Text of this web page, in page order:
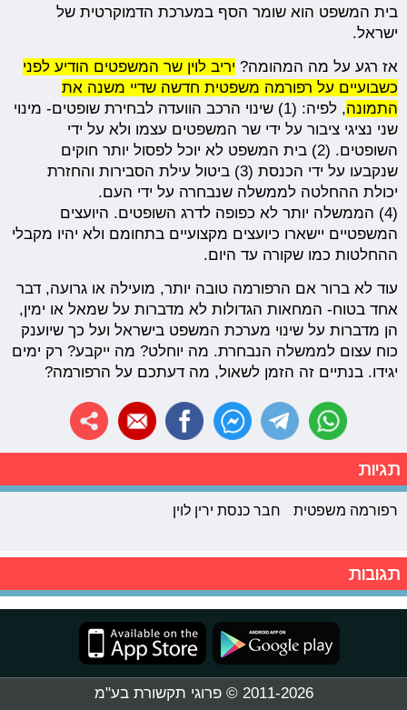
בית המשפט הוא שומר הסף במערכת הדמוקרטית של
ישראל.
אז רגע על מה המהומה? יריב לוין שר המשפטים הודיע לפני
כשבועיים על רפורמה משפטית חדשה שדיי משנה את
התמונה
, לפיה: (1) שינוי הרכב הוועדה לבחירת שופטים- מינוי
שני נציגי ציבור על ידי שר המשפטים עצמו ולא על ידי
השופטים. (2) בית המשפט לא יוכל לפסול יותר חוקים
שנקבעו על ידי הכנסת (3) ביטול עילת הסבירות והחזרת
יכולת ההחלטה לממשלה שנבחרה על ידי העם.
(4) הממשלה יותר לא כפופה לדרג השופטים. היועצים
המשפטיים יישארו כיועצים מקצועיים בתחומם ולא יהיו מקבלי
ההחלטות כמו שקורה עד היום.
עוד לא ברור אם הרפורמה טובה יותר, מועילה או גרועה, דבר
אחד בטוח- המחאות הגדולות לא מדברות על שמאל או ימין,
הן מדברות על שינוי מערכת המשפט בישראל ועל כך שיוענק
כוח עצום לממשלה הנבחרת. מה יוחלט? מה ייקבע? רק ימים
יגידו. בנתיים זה הזמן לשאול, מה דעתכם על הרפורמה?
תגיות
רפורמה משפטית חבר כנסת ירין לוין
תגובות
2011-2026 © פרוגי תקשורת בע"מ